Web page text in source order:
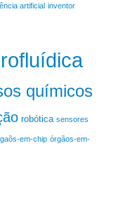
artificial inventor
químicos
robótica sensores
em-chip órgãos-em-